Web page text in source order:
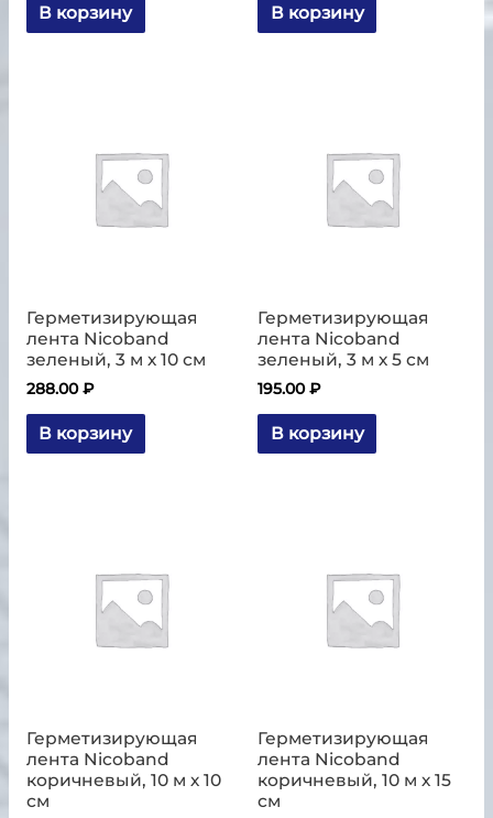
В корзину В корзину
Герметизирующая
лента Nicoband
зеленый, 3 м х 10 см
288.00₽
В корзину
Герметизирующая
лента Nicoband
зеленый, 3 м х 5 см
195.00₽
В корзину
Герметизирующая
лента Nicoband
коричневый, 10 м х 10
см
Герметизирующая
лента Nicoband
коричневый, 10 м х 15
см